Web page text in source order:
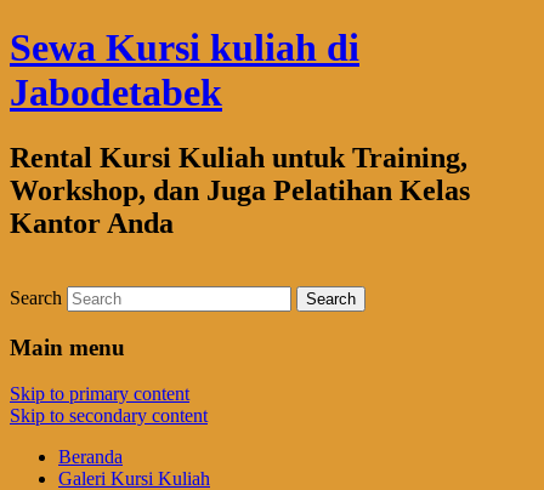
Sewa Kursi kuliah di
Jabodetabek
Rental Kursi Kuliah untuk Training,
Workshop, dan Juga Pelatihan Kelas
Kantor Anda
Search
Main menu
Skip to primary content
Skip to secondary content
Beranda
Galeri Kursi Kuliah